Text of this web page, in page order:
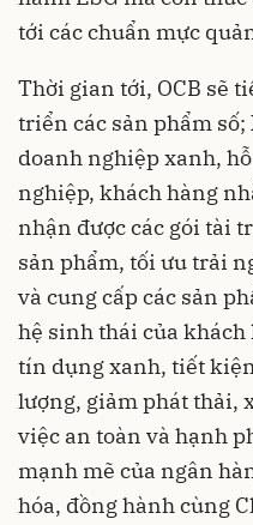
tới các chuẩn mực
Thời gian tới, OCB sẽ
triển các sản phẩm
doanh nghiệp xanh,
nghiệp, khách hàng
nhận được các gói tài
sản phẩm, tối ưu trải
và cung cấp các sản
hệ sinh thái của
tín dụng xanh, tiết
lượng, giảm phát thải,
việc an toàn và hạnh
mạnh mẽ của ngân
hóa, đồng hành cùng